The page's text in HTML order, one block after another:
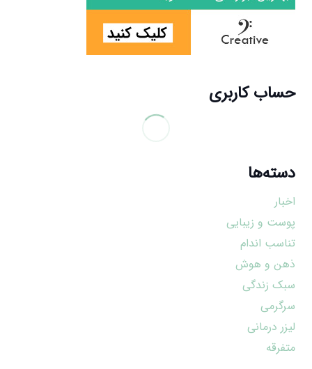
حساب کاربری
دسته‌ها
اخبار
پوست و زیبایی
تناسب اندام
ذهن و هوش
سبک زندگی
سرگرمی
لیزر درمانی
متفرقه